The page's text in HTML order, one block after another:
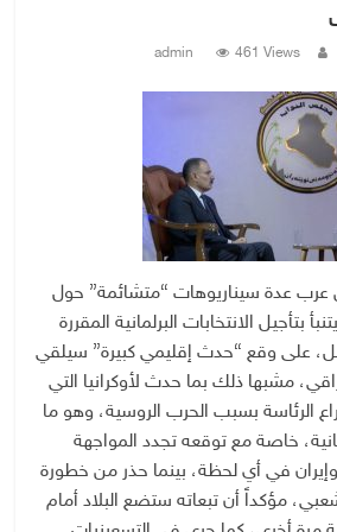
admin 461 Views
عدة سيناريوهات “متشائمة” حول
بتأجيل الانتخابات البرلمانية المقررة
على وقع “حدث إقليمي كبيرة” سيلقي
مشبها ذلك بما حدث لأوكرانيا التي
الرئاسة بسبب الحرب الروسية، وهو ما
خاصة مع توقعه تجدد المواجهة
وإيران في أي لحظة، بينما حذر من خطورة
مؤكداً أن تبعاته ستضع البلاد أمام